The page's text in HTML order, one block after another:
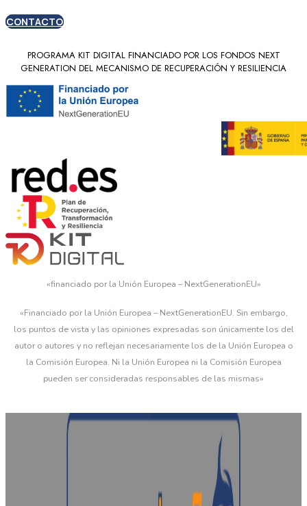
CONTACTO
PROGRAMA KIT DIGITAL FINANCIADO POR LOS FONDOS NEXT
GENERATION DEL MECANISMO DE RECUPERACIÓN Y RESILIENCIA
«financiado por la Unión Europea – NextGenerationEU»
«Financiado por la Unión Europea – NextGenerationEU. Sin embargo,
los puntos de vista y las opiniones expresadas son únicamente los del
autor o autores y no reflejan necesariamente los de la Unión Europea o
la Comisión Europea. Ni la Unión Europea ni la Comisión Europea
pueden ser consideradas responsables de las mismas»